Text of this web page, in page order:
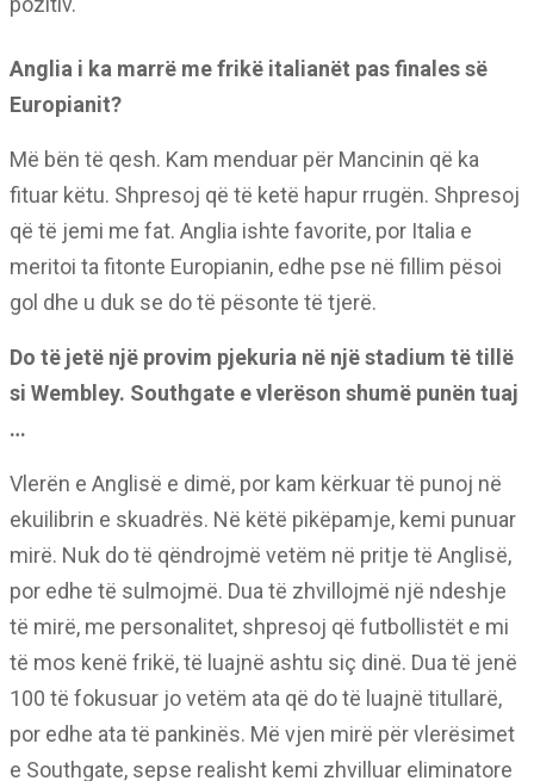
Anglia i ka marrë me frikë italianët pas finales së
Europianit?
Më bën të qesh. Kam menduar për Mancinin që ka
fituar këtu. Shpresoj që të ketë hapur rrugën. Shpresoj
që të jemi me fat. Anglia ishte favorite, por Italia e
meritoi ta fitonte Europianin, edhe pse në fillim pësoi
gol dhe u duk se do të pësonte të tjerë.
Do të jetë një provim pjekuria në një stadium të tillë
si Wembley. Southgate e vlerëson shumë punën tuaj
…
Vlerën e Anglisë e dimë, por kam kërkuar të punoj në
ekuilibrin e skuadrës. Në këtë pikëpamje, kemi punuar
mirë. Nuk do të qëndrojmë vetëm në pritje të Anglisë,
por edhe të sulmojmë. Dua të zhvillojmë një ndeshje
të mirë, me personalitet, shpresoj që futbollistët e mi
të mos kenë frikë, të luajnë ashtu siç dinë. Dua të jenë
100 të fokusuar jo vetëm ata që do të luajnë titullarë,
por edhe ata të pankinës. Më vjen mirë për vlerësimet
e Southgate, sepse realisht kemi zhvilluar eliminatore